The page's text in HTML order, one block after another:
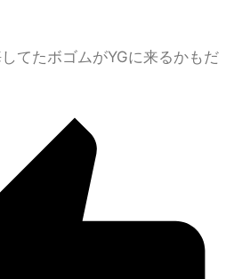
てたボゴムがYGに来るかもだ